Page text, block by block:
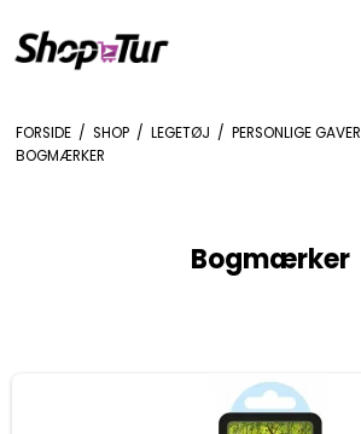
FORSIDE / SHOP / LEGETØJ / PERSONLIGE GAVER
BOGMÆRKER
Bogmærker